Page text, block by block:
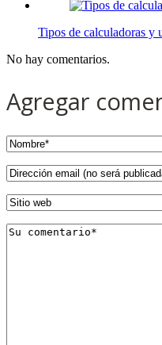
Tipos de calculadoras y
No hay comentarios.
Agregar